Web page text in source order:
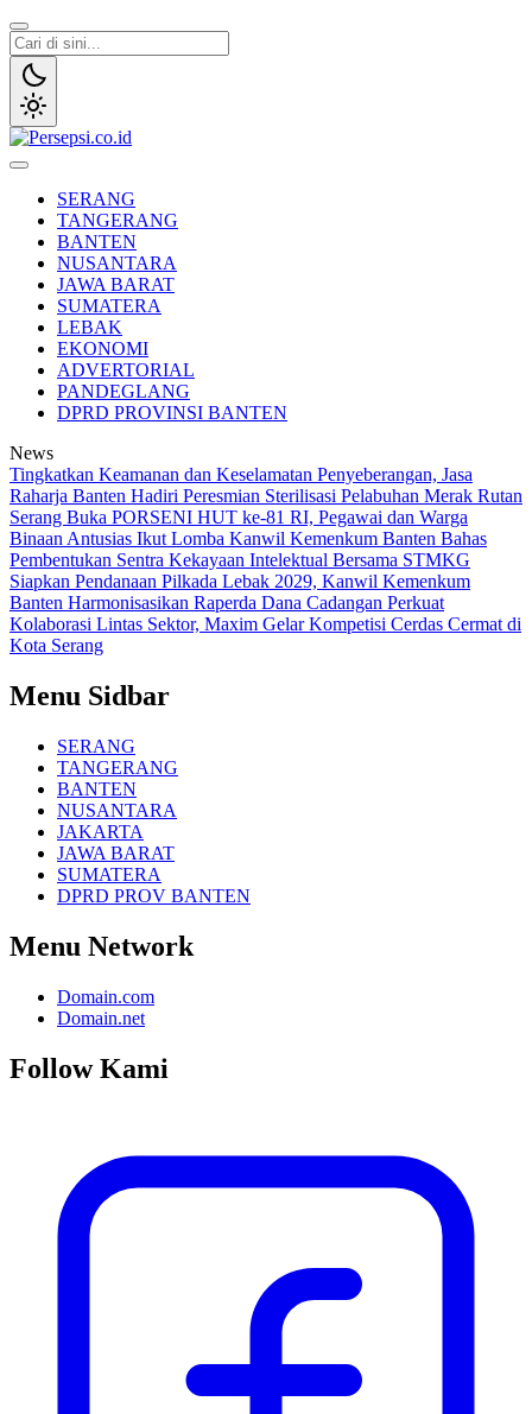
Lewati
ke
konten
SERANG
TANGERANG
BANTEN
NUSANTARA
JAWA BARAT
SUMATERA
LEBAK
EKONOMI
ADVERTORIAL
PANDEGLANG
DPRD PROVINSI BANTEN
News
Tingkatkan Keamanan dan Keselamatan Penyeberangan, Jasa
Raharja Banten Hadiri Peresmian Sterilisasi Pelabuhan Merak Rutan
Serang Buka PORSENI HUT ke-81 RI, Pegawai dan Warga
Binaan Antusias Ikut Lomba Kanwil Kemenkum Banten Bahas
Pembentukan Sentra Kekayaan Intelektual Bersama STMKG
Siapkan Pendanaan Pilkada Lebak 2029, Kanwil Kemenkum
Banten Harmonisasikan Raperda Dana Cadangan Perkuat
Kolaborasi Lintas Sektor, Maxim Gelar Kompetisi Cerdas Cermat di
Kota Serang
Menu Sidbar
SERANG
TANGERANG
BANTEN
NUSANTARA
JAKARTA
JAWA BARAT
SUMATERA
DPRD PROV BANTEN
Menu Network
Domain.com
Domain.net
Follow Kami